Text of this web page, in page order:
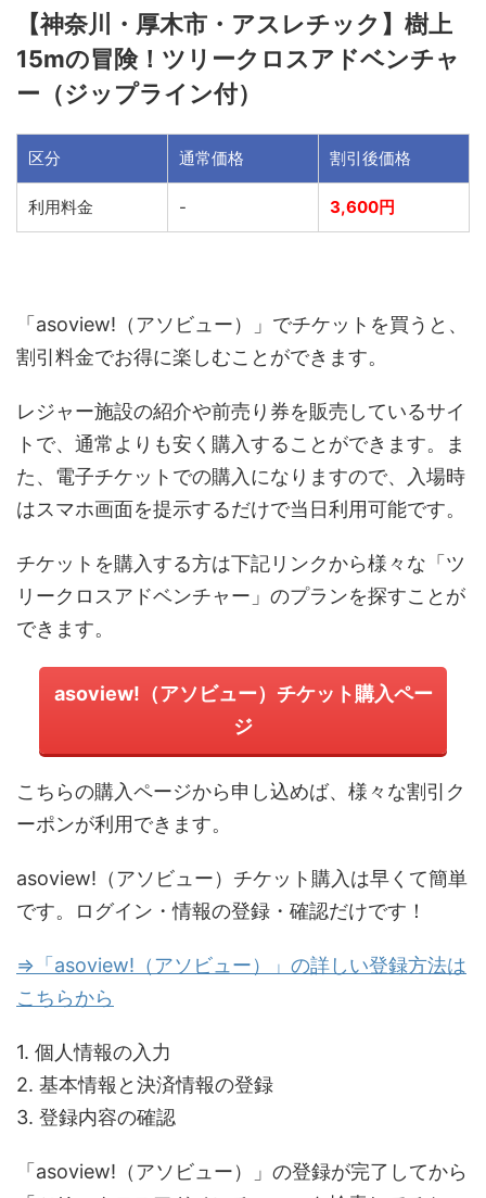
【神奈川・厚木市・アスレチック】樹上
15mの冒険！ツリークロスアドベンチャ
ー（ジップライン付）
区分 通常価格 割引後価格
利用料金 - 3,600円
「asoview!（アソビュー）」でチケットを買うと、
割引料金でお得に楽しむことができます。
レジャー施設の紹介や前売り券を販売しているサイ
トで、通常よりも安く購入することができます。ま
た、電子チケットでの購入になりますので、入場時
はスマホ画面を提示するだけで当日利用可能です。
チケットを購入する方は下記リンクから様々な「ツ
リークロスアドベンチャー」のプランを探すことが
できます。
asoview!（アソビュー）チケット購入ペー
ジ
こちらの購入ページから申し込めば、様々な割引ク
ーポンが利用できます。
asoview!（アソビュー）チケット購入は早くて簡単
です。ログイン・情報の登録・確認だけです！
⇒「asoview!（アソビュー）」の詳しい登録方法は
こちらから
1. 個人情報の入力
2. 基本情報と決済情報の登録
3. 登録内容の確認
「asoview!（アソビュー）」の登録が完了してから